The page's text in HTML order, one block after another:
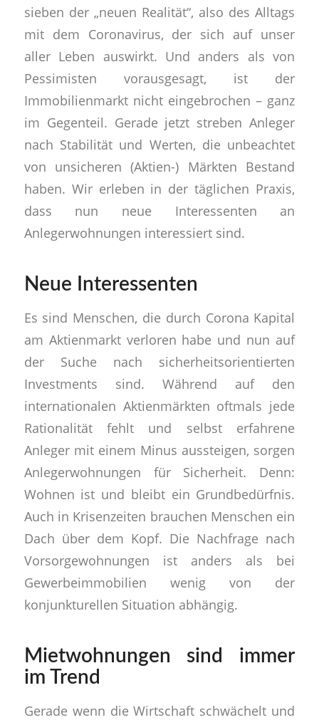
sieben der „neuen Realität“, also des Alltags
mit dem Coronavirus, der sich auf unser
aller Leben auswirkt. Und anders als von
Pessimisten vorausgesagt, ist der
Immobilienmarkt nicht eingebrochen – ganz
im Gegenteil. Gerade jetzt streben Anleger
nach Stabilität und Werten, die unbeachtet
von unsicheren (Aktien-) Märkten Bestand
haben. Wir erleben in der täglichen Praxis,
dass nun neue Interessenten an
Anlegerwohnungen interessiert sind.
Neue Interessenten
Es sind Menschen, die durch Corona Kapital
am Aktienmarkt verloren habe und nun auf
der Suche nach sicherheitsorientierten
Investments sind. Während auf den
internationalen Aktienmärkten oftmals jede
Rationalität fehlt und selbst erfahrene
Anleger mit einem Minus aussteigen, sorgen
Anlegerwohnungen für Sicherheit. Denn:
Wohnen ist und bleibt ein Grundbedürfnis.
Auch in Krisenzeiten brauchen Menschen ein
Dach über dem Kopf. Die Nachfrage nach
Vorsorgewohnungen ist anders als bei
Gewerbeimmobilien wenig von der
konjunkturellen Situation abhängig.
Mietwohnungen sind immer
im Trend
Gerade wenn die Wirtschaft schwächelt und